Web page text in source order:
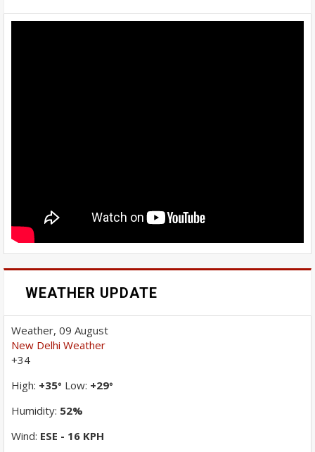
WEATHER UPDATE
Weather, 09 August
New Delhi Weather
+34
High: +35° Low: +29°
Humidity: 52%
Wind: ESE - 16 KPH